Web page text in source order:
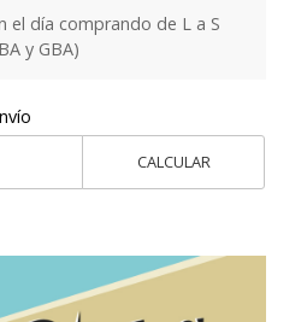
el día comprando de L a S
y GBA)
CALCULAR